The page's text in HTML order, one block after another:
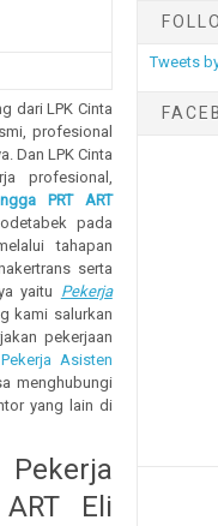
dari LPK Cinta
profesional
Dan LPK Cinta
profesional,
PRT ART
pada
tahapan
serta
yaitu Pekerja
kami salurkan
pekerjaan
Pekerja Asisten
menghubungi
yang lain di
Eli
Tweets